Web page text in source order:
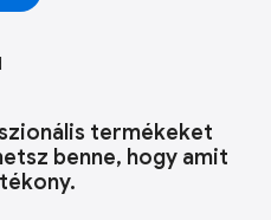
termékeket
benne, hogy amit